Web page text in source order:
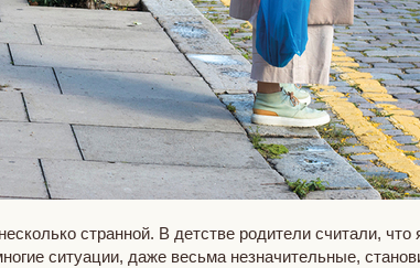
странной. В детстве родители считали, что
ситуации, даже весьма незначительные,